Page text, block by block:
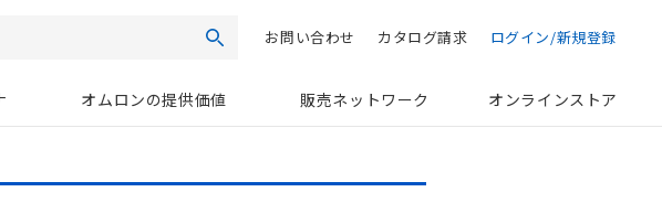
検索お問い合わせ カタログ請求 ログイン/新規登録
オムロンの提供価値 販売ネットワーク オンラインストア